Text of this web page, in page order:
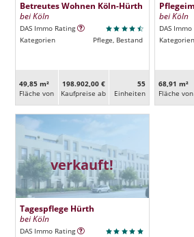
Betreutes Wohnen Köln-Hürth
bei Köln
DAS Immo Rating
Kategorien
Pflege, Bestand
49,85 m²
Fläche von
198.902,00 €
Kaufpreise ab
55
Ein­heiten
bei Köln
DAS
Kategorien
68,91 m²
Fläche von
verkauft!
Tagespflege Hürth
bei Köln
DAS Immo Rating